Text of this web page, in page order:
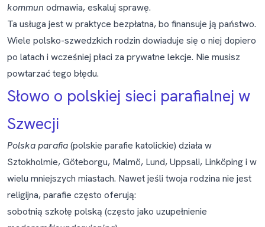
kommun odmawia, eskaluj sprawę.
Ta usługa jest w praktyce bezpłatna, bo finansuje ją państwo.
Wiele polsko-szwedzkich rodzin dowiaduje się o niej dopiero
po latach i wcześniej płaci za prywatne lekcje. Nie musisz
powtarzać tego błędu.
Słowo o polskiej sieci parafialnej w
Szwecji
Polska parafia(polskie parafie katolickie) działa w
Sztokholmie, Göteborgu, Malmö, Lund, Uppsali, Linköping i w
wielu mniejszych miastach. Nawet jeśli twoja rodzina nie jest
religijna, parafie często oferują:
sobotnią szkołę polską (często jako uzupełnienie